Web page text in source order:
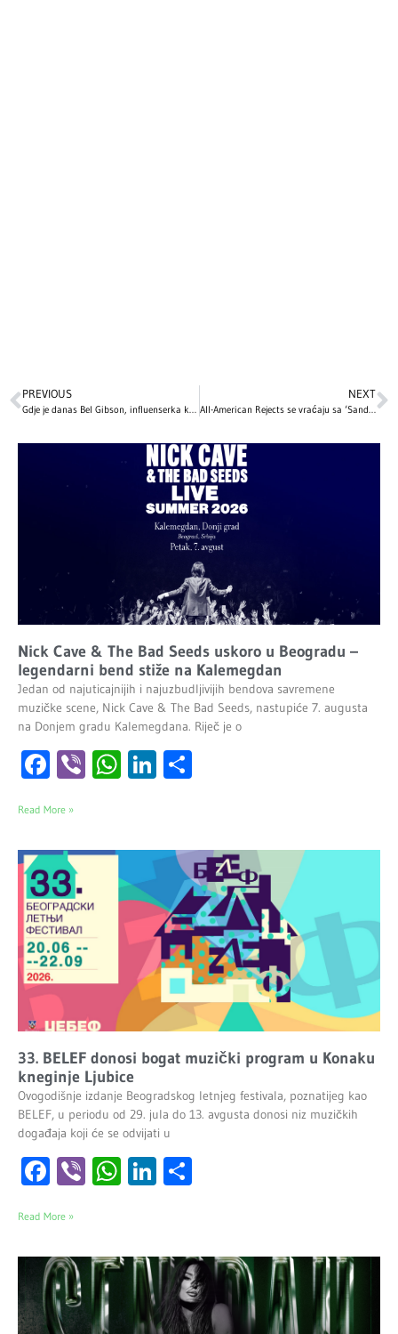
PREVIOUS
Gdje je danas Bel Gibson, influenserka koja je surovo prevarila svijet lažirajući da je teško bolesna?
NEXT
All-American Rejects se vraćaju sa ‘Sandbox’: Oslobađanje kreativnosti i novi muzički pravac
Nick Cave & The Bad Seeds uskoro u Beogradu –
legendarni bend stiže na Kalemegdan
Jedan od najuticajnijih i najuzbudljivijih bendova savremene
muzičke scene, Nick Cave & The Bad Seeds, nastupiće 7. augusta
na Donjem gradu Kalemegdana. Riječ je o
Facebook
ViberWhatsApp
LinkedIn
Read More »
33. BELEF donosi bogat muzički program u Konaku
kneginje Ljubice
Ovogodišnje izdanje Beogradskog letnjeg festivala, poznatijeg kao
BELEF, u periodu od 29. jula do 13. avgusta donosi niz muzičkih
događaja koji će se odvijati u
Facebook
ViberWhatsApp
LinkedIn
Read More »